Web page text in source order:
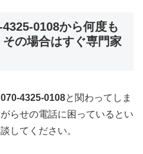
0108から何度も
の場合はすぐ専門家
4325-0108と関わってしま
らせの電話に困っているとい
してください。